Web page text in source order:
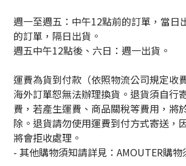
週一至週五：中午12點前的訂單，當日
的訂單，隔日出貨。
週五中午12點後、六日：週一出貨。
運費為貨到付款（依照物流公司規定收費
海外訂單恕無法辦理換貨。退貨須自行
費，若產生運費、商品關稅等費用，將
除。退貨請勿使用運費到付方式寄送，
將會拒收處理。
- 其他購物須知請詳見： AMOUTER購物